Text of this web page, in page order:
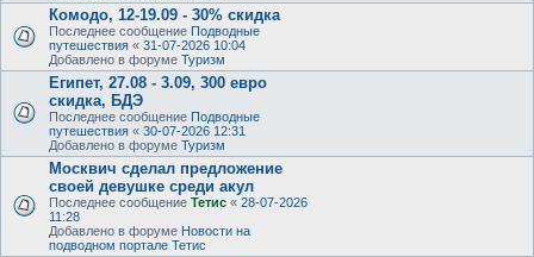
Комодо, 12-19.09 - 30% скидка
Последнее сообщение Подводные
путешествия « 31-07-2026 10:04
Добавлено в форуме Туризм
Египет, 27.08 - 3.09, 300 евро
скидка, БДЭ
Последнее сообщение Подводные
путешествия « 30-07-2026 12:31
Добавлено в форуме Туризм
Москвич сделал предложение
своей девушке среди акул
Последнее сообщение Тетис « 28-07-2026
11:28
Добавлено в форуме Новости на
подводном портале Тетис